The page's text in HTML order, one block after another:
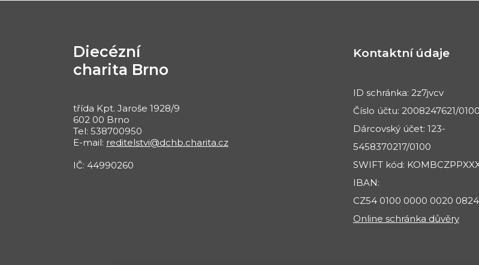
Diecézní
charita Brno
třída Kpt. Jaroše 1928/9
602 00 Brno
Tel: 538700950
E-mail: reditelstvi@dchb.charita.cz
IČ: 44990260
Kontaktní údaje
ID schránka: 2z7jvcv
Číslo účtu: 2008247621/0100
Dárcovský účet: 123-
5458370217/0100
SWIFT kód:
IBAN:
CZ54 0100 0000 0020 0824
Online schránka důvěry